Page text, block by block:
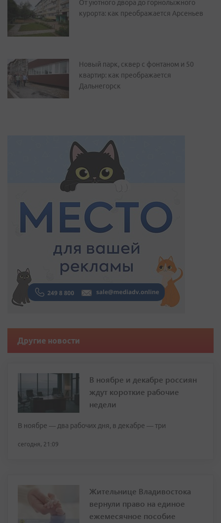
От уютного двора до горнолыжного
курорта: как преображается Арсеньев
Новый парк, сквер с фонтаном и 50
квартир: как преображается
Дальнегорск
Другие новости
В ноябре и декабре россиян
ждут короткие рабочие
недели
В ноябре — два рабочих дня, в декабре — три
сегодня, 21:09
Жительнице Владивостока
вернули право на единое
ежемесячное пособие